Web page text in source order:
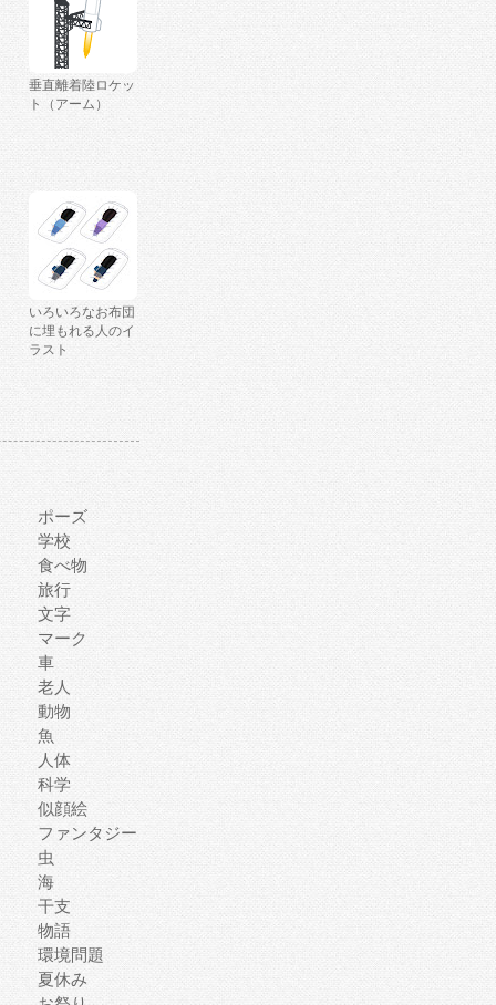
垂直離着陸ロケッ
ト（アーム）
いろいろなお布団
に埋もれる人のイ
ラスト
ポーズ
学校
食べ物
旅行
文字
マーク
車
老人
動物
魚
人体
科学
似顔絵
ファンタジー
虫
海
干支
物語
環境問題
夏休み